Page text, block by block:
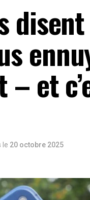
– ​​et
le 20 octobre 2025